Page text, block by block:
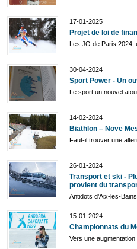
17-01-2025
Projet de loi de
Les JO de Paris 2024,
30-04-2024
Sport Power - Un
Le sport un nouvel
14-02-2024
Biathlon – Nove
Faut-il trouver une
26-01-2024
Transport et ski -
provient du
Antidots d’Aix-les-
15-01-2024
Championnats du
Vers une